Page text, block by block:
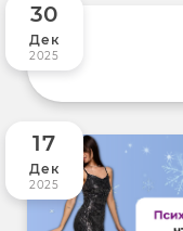
30
Дек
2025
17
Дек
2025